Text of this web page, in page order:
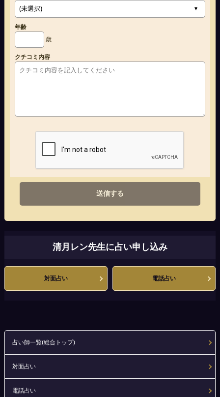
年齢
歳
クチコミ内容
送信する
清月レン先生に占い申し込み
対面占い 電話占い
占い師一覧(総合トップ)
対面占い
電話占い